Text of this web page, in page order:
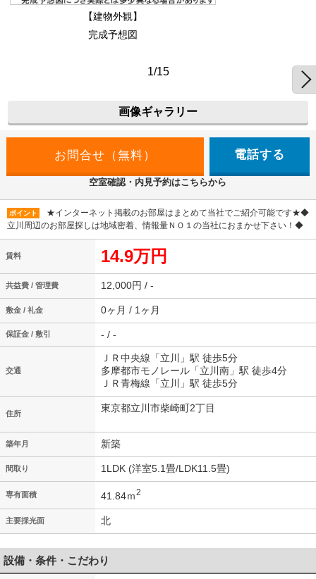
【建物外観】
完成予想図
1/15
画像ギャラリー
電話する
空室確認・内見予約はこちらから
ポイント
★インターネット掲載のお部屋はまとめて当社でご紹介可能です★◆
立川周辺のお部屋探しは地域密着、情報量ＮＯ１の当社におまかせ下さい！◆
賃料 14.9万円
共益費 / 管理費 12,000円 / -
敷金 / 礼金 0ヶ月 / 1ヶ月
保証金 / 敷引 - / -
交通
ＪＲ中央線「立川」駅 徒歩5分
多摩都市モノレール「立川南」駅 徒歩4分
ＪＲ青梅線「立川」駅 徒歩5分
住所 東京都立川市柴崎町2丁目
築年月 新築
間取り 1LDK (洋室5.1畳/LDK11.5畳)
専有面積 41.84ｍ2
主要採光面 北
設備・条件・こだわり